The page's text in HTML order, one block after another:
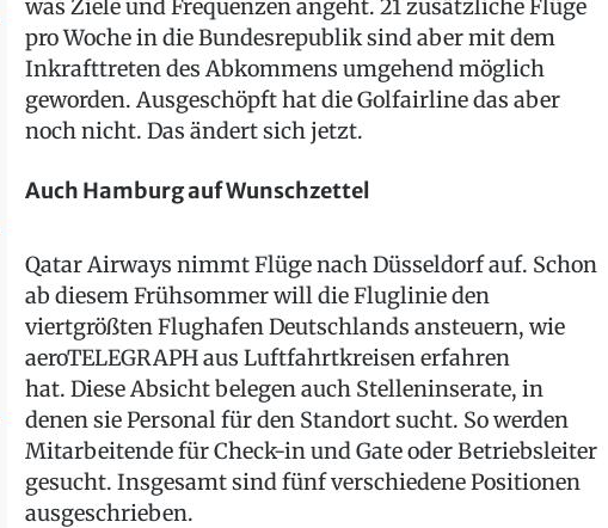
was Ziele und Frequenzen angeht. 21 zusätzliche Flüge
pro Woche in die Bundesrepublik sind aber mit dem
Inkrafttreten des Abkommens umgehend möglich
geworden. Ausgeschöpft hat die Golfairline das aber
noch nicht. Das ändert sich jetzt.
Auch Hamburg auf Wunschzettel
Qatar Airways nimmt Flüge nach Düsseldorf auf. Schon
ab diesem Frühsommer will die Fluglinie den
viertgrößten Flughafen Deutschlands ansteuern, wie
aeroTELEGRAPH aus Luftfahrtkreisen erfahren
hat. Diese Absicht belegen auch Stelleninserate, in
denen sie Personal für den Standort sucht. So werden
Mitarbeitende für Check-in und Gate oder Betriebsleiter
gesucht. Insgesamt sind fünf verschiedene Positionen
ausgeschrieben.